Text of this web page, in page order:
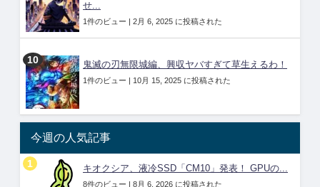
せ...
1件のビュー | 2月 6, 2025 に投稿された
鬼滅の刃無限城編、興収ヤバすぎて草生えるわ！
1件のビュー | 10月 15, 2025 に投稿された
今週の人気記事
キオクシア、液冷SSD「CM10」発表！ GPUの...
8件のビュー | 8月 6, 2026 に投稿された